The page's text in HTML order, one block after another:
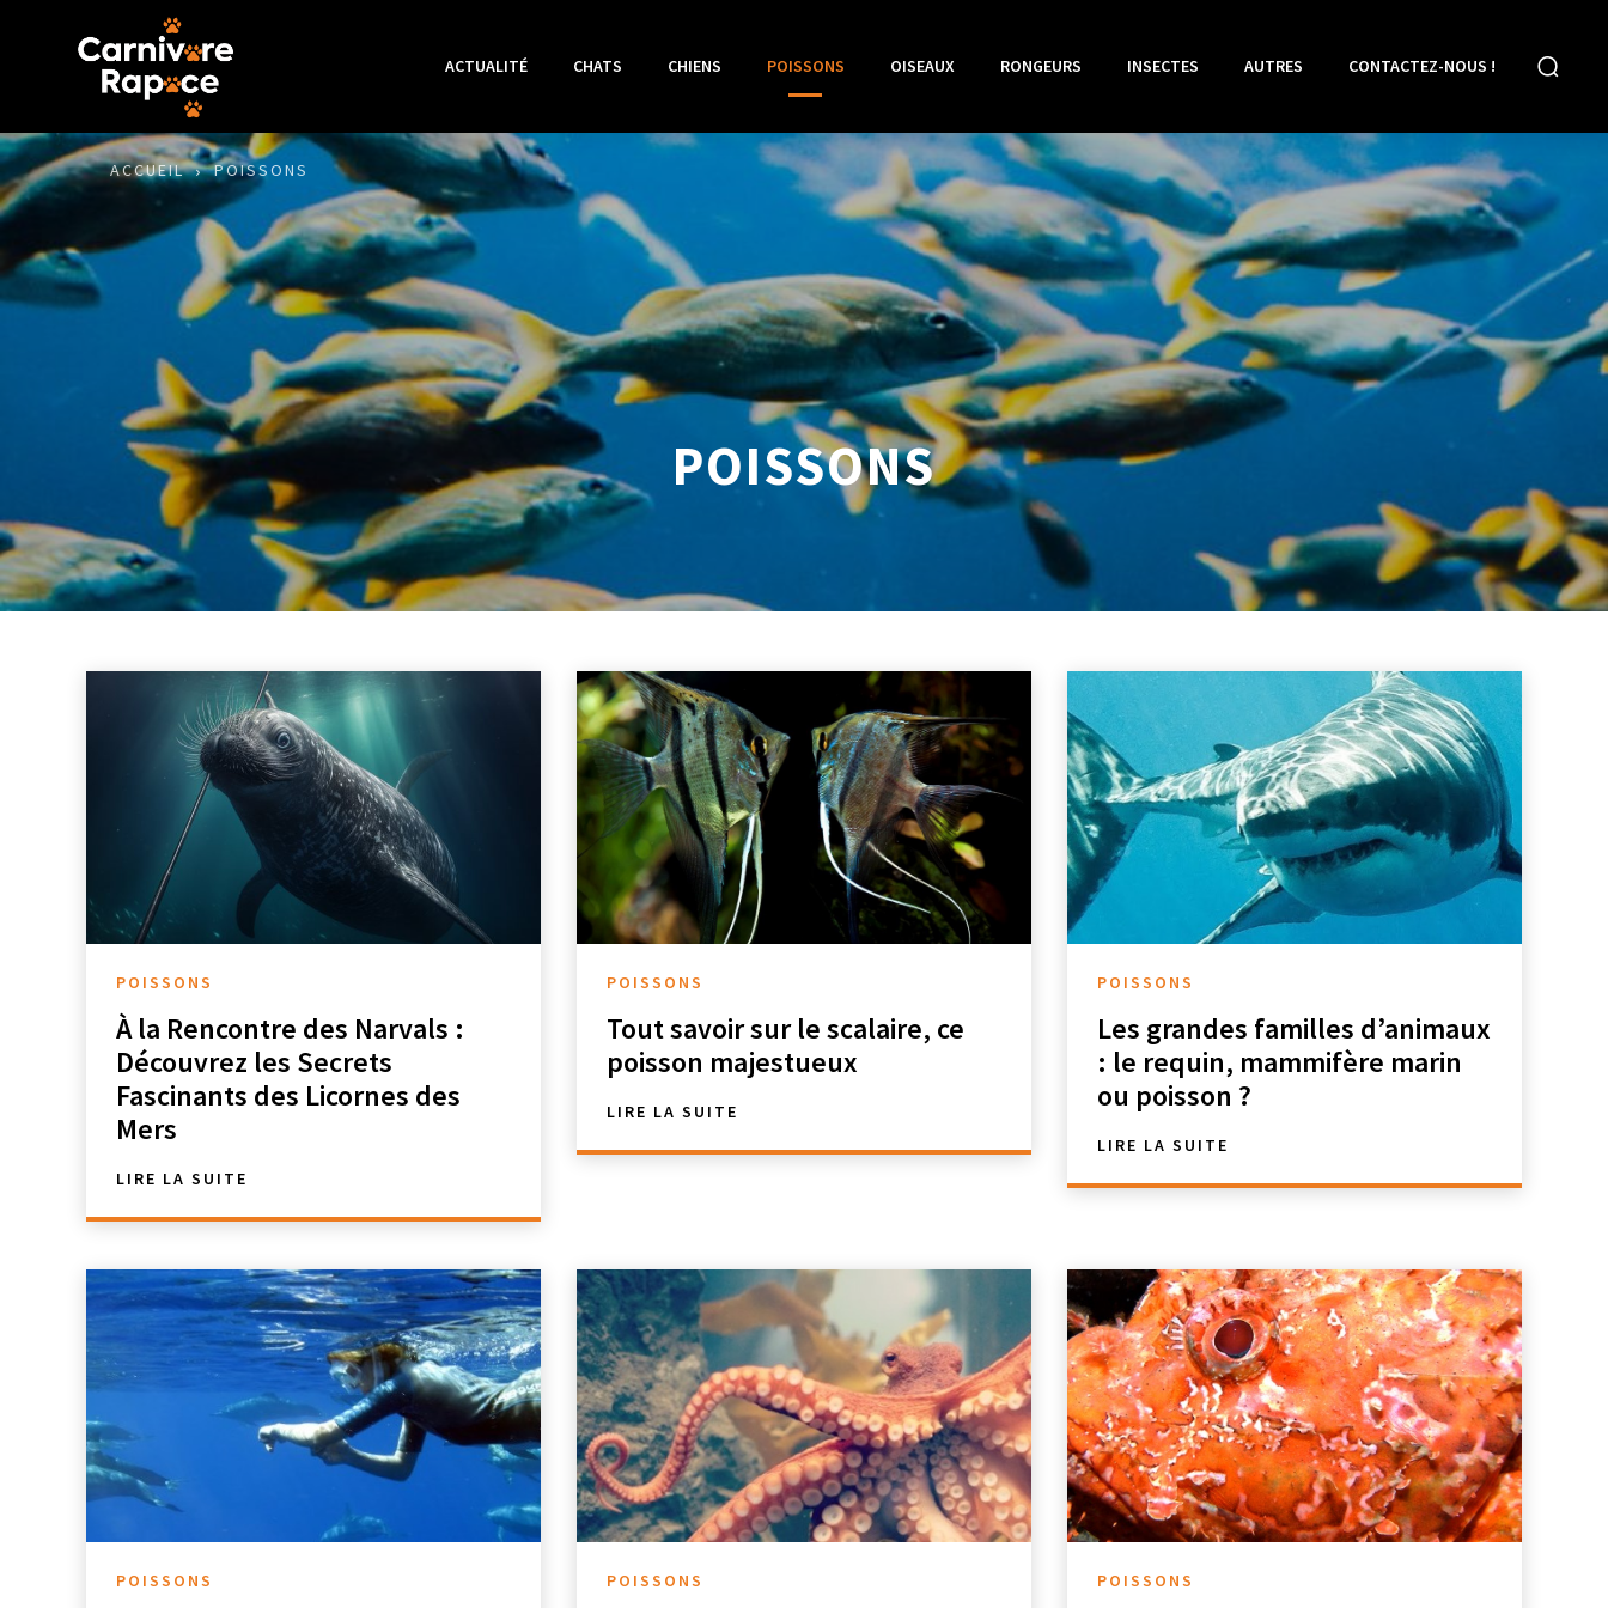
ACTUALITÉ CHATS CHIENS POISSONS OISEAUX RONGEURS INSECTES AUTRES CONTACTEZ-NOUS !
ACCUEIL POISSONS
POISSONS
POISSONS
À la Rencontre des Narvals :
Découvrez les Secrets
Fascinants des Licornes des
Mers
LIRE LA SUITE
POISSONS
Tout savoir sur le scalaire, ce
poisson majestueux
LIRE LA SUITE
POISSONS
Les grandes familles d’animaux
: le requin, mammifère marin
ou poisson ?
LIRE LA SUITE
POISSONS POISSONS POISSONS